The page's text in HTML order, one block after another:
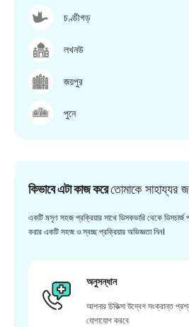
চণ্ডীগড়
লখনউ
জয়পুর
পুনে
কিভাবে এটা কাজ করেতোমাকে সাহায্যর
একটি মসৃণ সহজ প্রক্রিয়ার সাথে ডিসকভারি থেকে ডিসচার্জ
করার একটি সহজ ও স্বচ্ছ প্রক্রিয়ার অভিজ্ঞতা নিন।
অনুসন্ধান
আপনার চিকিত্সা উদ্বেগ সংক্রান্ত
যোগাযোগ করবে